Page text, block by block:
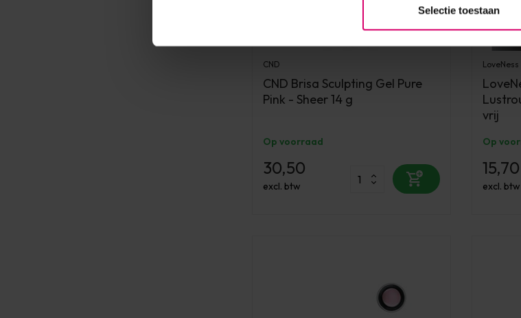
Selectie toestaan
CND
CND Brisa Sculpting Gel Pure
Pink - Sheer 14 g
Op voorraad
30,50
excl. btw
LoveNess
vrij
Op
15,70
excl. btw